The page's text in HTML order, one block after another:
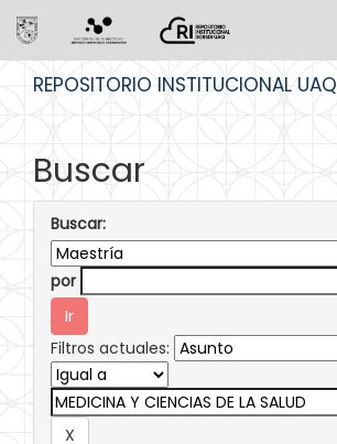
REPOSITORIO INSTITUCIONAL UAQ
Buscar
Buscar:
por
Filtros actuales: